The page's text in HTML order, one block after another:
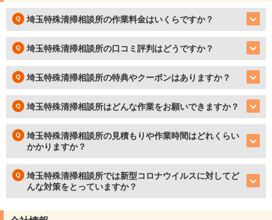
埼玉特殊清掃相談所の作業料金はいくらですか？
埼玉特殊清掃相談所の口コミ評判はどうですか？
埼玉特殊清掃相談所の特典やクーポンはありますか？
埼玉特殊清掃相談所はどんな作業をお願いできますか？
埼玉特殊清掃相談所の見積もりや作業時間はどれくらい
かかりますか？
埼玉特殊清掃相談所では新型コロナウイルスに対してど
んな対策をとっていますか？